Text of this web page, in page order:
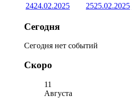
2424.02.2025 2525.02.2025
Сегодня
Сегодня нет событий
Скоро
11
Августа